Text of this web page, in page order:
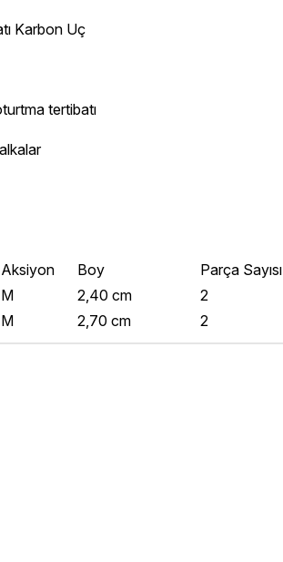
Karbon Uç
tertibatı
Aksiyon Boy Parça Sayısı
M 2,40 cm 2
M 2,70 cm 2